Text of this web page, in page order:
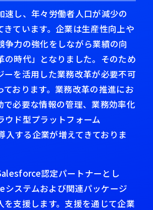
速し、年々労働者人口が減少の
きています。企業は生産性向上や
争力の強化をしながら業績の向
の時代」となりました。そのため
ーを活用した業務改革が必要不可
ております。業務改革の推進にお
で必要な情報の管理、業務効率化
ウド型プラットフォーム
する企業が増えてきておりま
認定パートナーとし
システムおよび関連パッケージ
を支援します。支援を通じて企業